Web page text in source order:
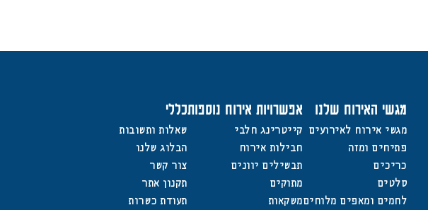
מגשי האירוח שלנו
מגשי אירוח לאירועים
פתיחים ומזה
כריכים
סלטים
לחמים ומאפים מלוחים
אפשרויות אירוח נוספות
קייטרינג חלבי
חבילות אירוח
תבשילים יוונים
מתוקים
משקאות
כללי
שאלות ותשובות
הבלוג שלנו
צור קשר
תקנון אתר
תעודת כשרות